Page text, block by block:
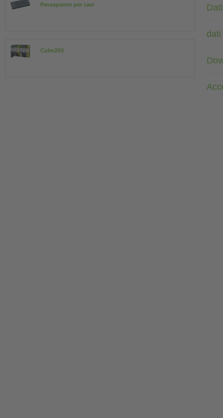
Passaparete per cavi
Cube20S